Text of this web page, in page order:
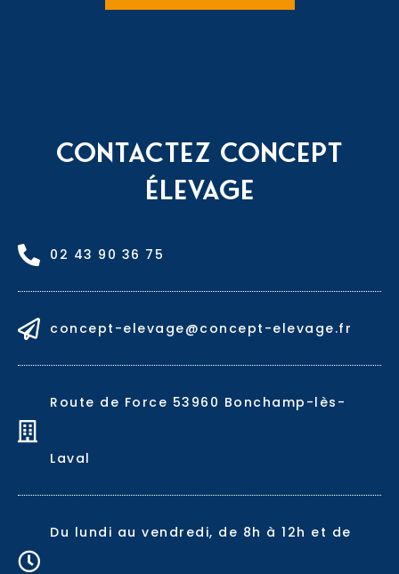
CONTACTEZ CONCEPT
ÉLEVAGE
02 43 90 36 75
concept-elevage@concept-elevage.fr
Route de Force 53960 Bonchamp-lès-
Laval
Du lundi au vendredi, de 8h à 12h et de